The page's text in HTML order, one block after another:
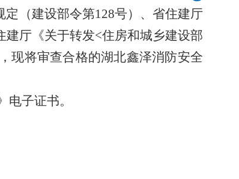
（建设部令第128号）、省住建厅
建厅《关于转发<住房和城乡建设部
现将审查合格的湖北鑫泽消防安全
子证书。